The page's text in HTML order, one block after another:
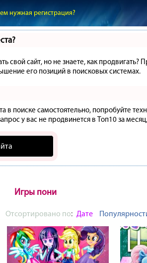
нужная регистрация?
свой сайт, но не знаете, как
его позиций в поисковых системах.
в поиске самостоятельно, попробуйте
у вас не продвинется в Топ10 за
Игры пони
Отсортировано по: Дате